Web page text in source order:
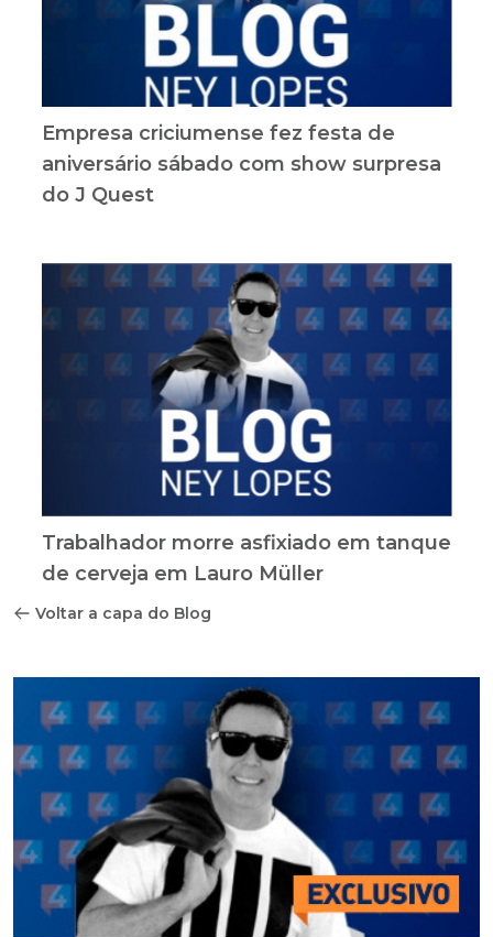
Empresa criciumense fez festa de
aniversário sábado com show surpresa
do J Quest
Trabalhador morre asfixiado em tanque
de cerveja em Lauro Müller
Voltar a capa do Blog